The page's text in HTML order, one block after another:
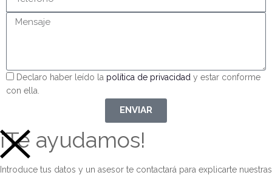
Declaro haber leído la política de privacidad y estar conforme
con ella.
ENVIAR
¡Te ayudamos!
Introduce tus datos y un asesor te contactará para explicarte nuestras